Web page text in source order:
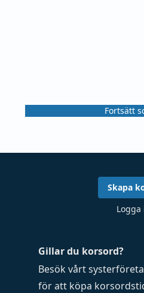
Fortsätt
Gillar du korsord?
Besök vårt
för att köpa
Skapa
Logga